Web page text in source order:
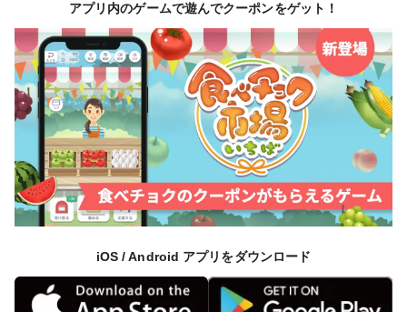
アプリ内のゲームで遊んでクーポンをゲット！
iOS / Android アプリをダウンロード